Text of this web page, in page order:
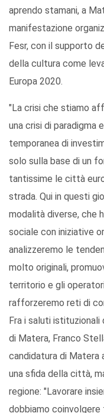
aprendo stamani, a
manifestazione
Fesr, con il supporto
della cultura come
Europa 2020.
"La crisi che stiamo
una crisi di paradigma
temporanea di
solo sulla base di un
tantissime le città
strada. Qui in questi
modalità diverse, che
sociale con iniziative
analizzeremo le
molto originali,
territorio e gli
rafforzeremo reti di
Fra i saluti
di Matera, Franco
candidatura di Matera
una sfida della città,
regione: "Lavorare
dobbiamo